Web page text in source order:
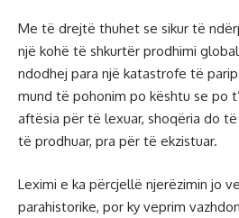
Me të drejtë thuhet se sikur të
një kohë të shkurtër prodhimi
ndodhej para një katastrofe të
mund të pohonim po kështu se po
aftësia për të lexuar, shoqëria do
të prodhuar, pra për të ekzistuar.
Leximi e ka përcjellë njerëzimin jo
parahistorike, por ky veprim